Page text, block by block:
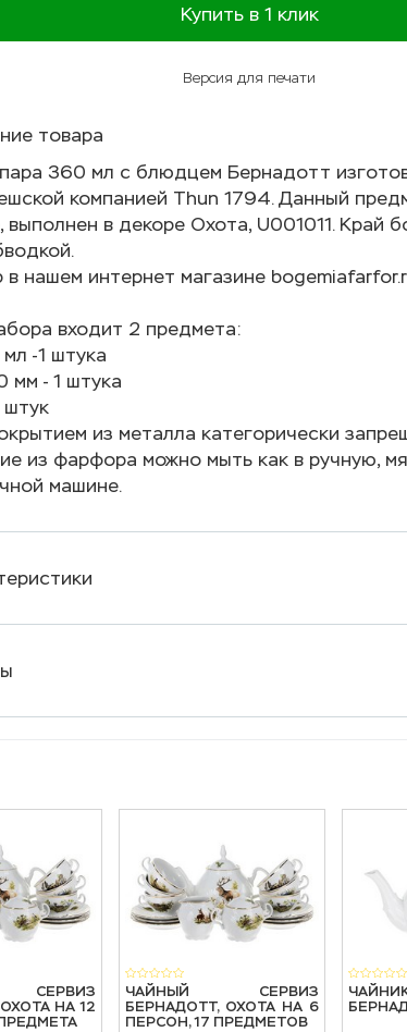
Купить в 1 клик
Версия для печати
товара
360 мл с блюдцем Бернадотт
компанией Thun 1794. Данный
в декоре Охота, U001011. Край
в нашем интернет магазине
входит 2 предмета:
-1 штука
мм - 1 штука
из металла категорически
из фарфора можно мыть как в ручную,
машине.
НА 12
ЧАЙНЫЙ СЕРВИЗ
БЕРНАДОТТ, ОХОТА НА 6
ПЕРСОН, 17 ПРЕДМЕТОВ